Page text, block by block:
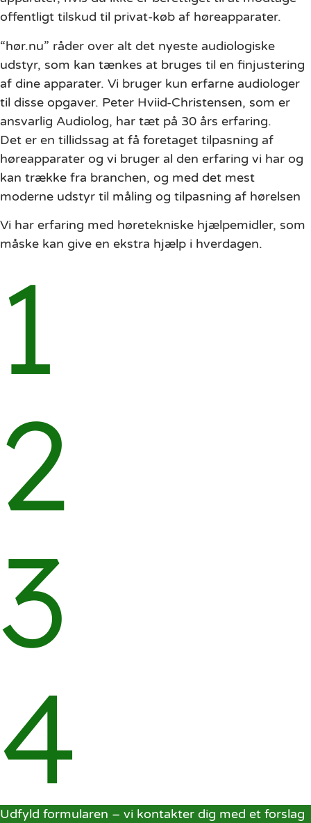
offentligt tilskud til privat-køb af høreapparater.
“hør.nu” råder over alt det nyeste audiologiske
udstyr, som kan tænkes at bruges til en finjustering
af dine apparater. Vi bruger kun erfarne audiologer
til disse opgaver. Peter Hviid-Christensen, som er
ansvarlig Audiolog, har tæt på 30 års erfaring.
Det er en tillidssag at få foretaget tilpasning af
høreapparater og vi bruger al den erfaring vi har og
kan trække fra branchen, og med det mest
moderne udstyr til måling og tilpasning af hørelsen
Vi har erfaring med høretekniske hjælpemidler, som
måske kan give en ekstra hjælp i hverdagen.
1
2
3
4
Udfyld formularen – vi kontakter dig med et forslag